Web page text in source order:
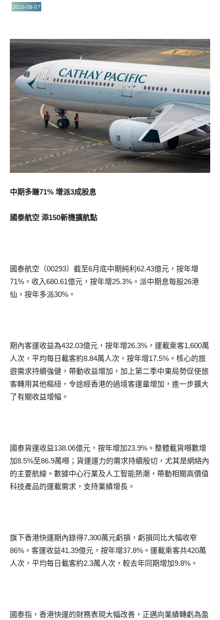
2026-08-07
中期多賺71% 增派3成股息
國泰航空 添150新機擴航點
國泰航空（00293）截至6月底中期純利62.43億元，按年增
71%。收入680.61億元，按年增25.3%。派中期息每股26港
仙，按年多派30%。
期內客運收益為432.03億元，按年增26.3%，運載乘客1,600萬
人次，平均每日載客約8.84萬人次，按年增17.5%。核心的旅
遊需求持續強健，帶動收益增加，加上第二季中東局勢促使旅
客轉用其他樞紐，令途經香港的過境客運量增加，進一步擴大
了有關收益增幅。
國泰貨運收益138.06億元，按年增加23.9%。整體載貨噸數增
加8.5%至86.9萬噸；貨運運力的需求持續殷切，尤其是網絡內
的主要航線。數據中心行業及人工智能熱潮，帶動相關高價值
科技產品的運載需求，支持業績增長。
旗下香港快運期內錄得7,300萬元虧損，虧損同比大幅收窄
86%。客運收益41.39億元，按年增37.8%。運載乘客共420萬
人次，平均每日載客約2.3萬人次，較去年同期增加9.8%。
國泰指，香港快運的財務表現大幅改善，正邁向業績轉虧為盈